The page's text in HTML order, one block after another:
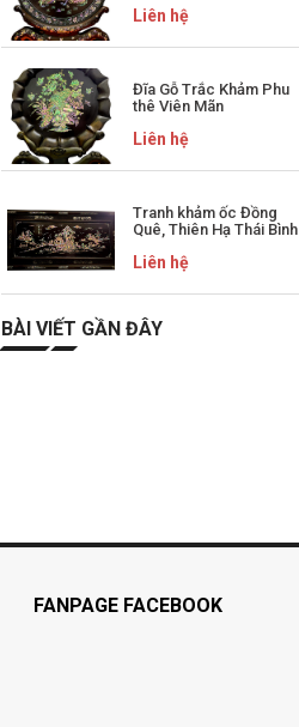
Liên hệ
Đĩa Gỗ Trắc Khảm Phu
thê Viên Mãn
Liên hệ
Tranh khảm ốc Đồng
Quê, Thiên Hạ Thái Bình
Liên hệ
BÀI VIẾT GẦN ĐÂY
FANPAGE FACEBOOK